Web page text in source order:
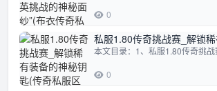
0
私服1.80传奇挑战赛_解锁
匙(传奇私服区域VIP特权_
0